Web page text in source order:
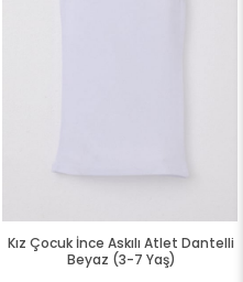
Kız Çocuk İnce Askılı Atlet Dantelli
Beyaz (3-7 Yaş)